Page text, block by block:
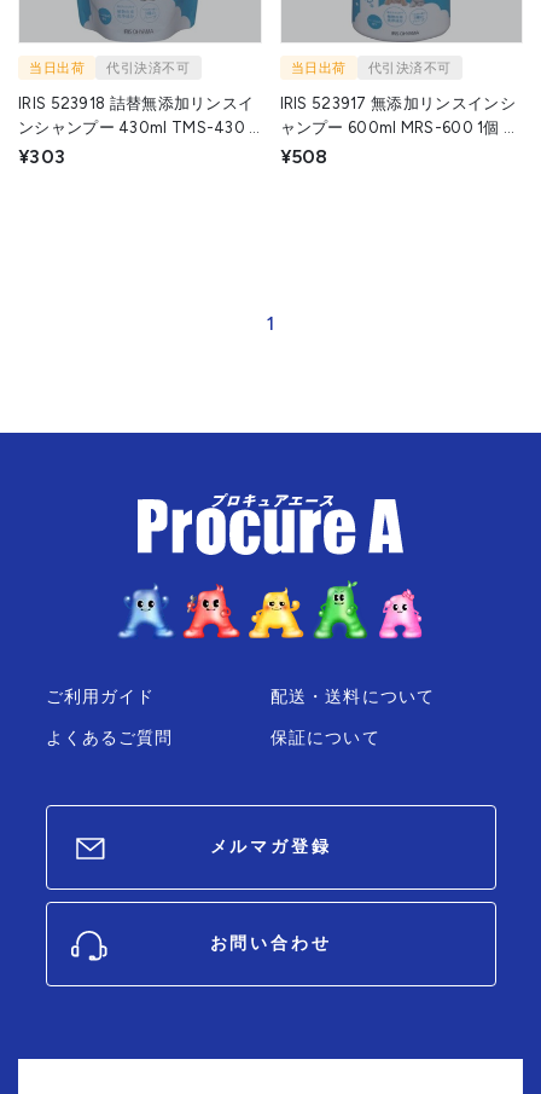
当日出荷 代引決済不可
IRIS 523918 詰替無添加リンスイ
ンシャンプー 430ml TMS-430 1
個 アイリスオーヤマ(株) ▼827-
¥303
当日出荷 代引決済不可
IRIS 523917 無添加リンスインシ
ャンプー 600ml MRS-600 1個 ア
イリスオーヤマ(株) ▼827-4871
¥508
1
ご利用ガイド
よくあるご質問
配送・送料について
保証について
メルマガ登録
お問い合わせ